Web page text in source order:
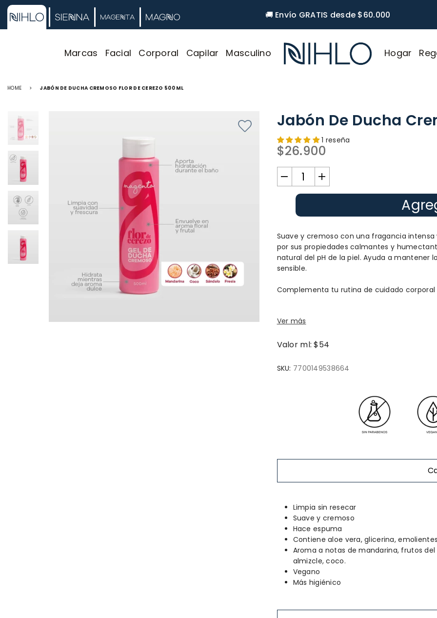
Paga a cuotas con Addi 💳
Marcas Facial Corporal Capilar Masculino Hogar
HOME > JABÓN DE DUCHA CREMOSO FLOR DE CEREZO 500 ML
Jabón De Ducha
1 reseña
Precio
habitual
$26.900
Suave y cremoso con una fragancia
por sus propiedades calmantes y
natural del pH de la piel. Ayuda a mantener
sensible.
Complementa tu rutina de cuidado corporal
Ver más
Valor ml: $54
SKU: 7700149538664
Limpia sin resecar
Suave y cremoso
Hace espuma
Contiene aloe vera, glicerina,
Aroma a notas de mandarina, frutos
almizcle, coco.
Vegano
Más higiénico